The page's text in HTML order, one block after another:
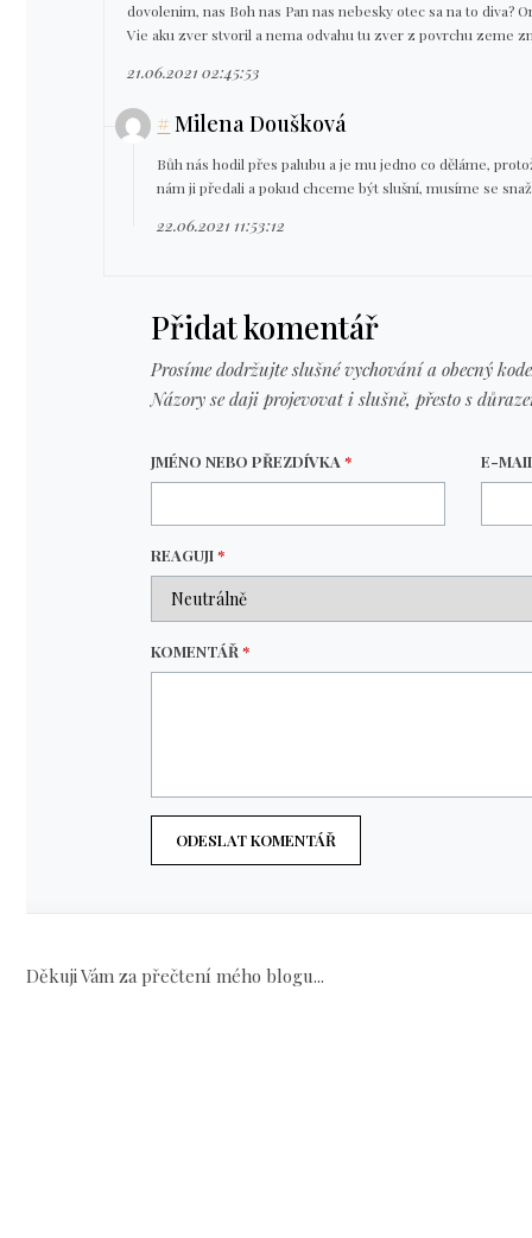
dovolenim, nas Boh nas Pan nas nebesky otec sa na to diva?
Vie aku zver stvoril a nema odvahu tu zver z povrchu zeme
21.06.2021 02:45:53
#Milena Doušková
Bůh nás hodil přes palubu a je mu jedno co děláme,
nám ji předali a pokud chceme být slušní, musíme se
22.06.2021 11:53:12
Přidat komentář
Prosíme dodržujte slušné vychování a obecný
Názory se daji projevovat i slušně, přesto s
JMÉNO NEBO PŘEZDÍVKA* E-
REAGUJI*
KOMENTÁŘ*
ODESLAT KOMENTÁŘ
Děkuji Vám za přečtení mého blogu...